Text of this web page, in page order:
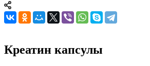
Креатин капсулы